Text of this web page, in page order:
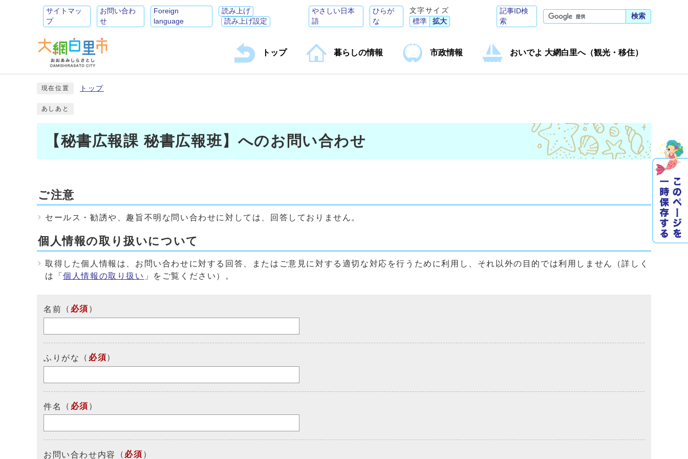
サイトマッ
プ
お問い合わ
せ
Foreign
language
読み上げ
読み上げ設定
やさしい日本
語
ひらが
な
文字サイズ
標準
拡大
記事ID検
索
検索
トップ 暮らしの情報 市政情報 おいでよ 大網白里へ（観光・移住）
現在位置 トップ
あしあと
【秘書広報課 秘書広報班】へのお問い合わせ
ご注意
セールス・勧誘や、趣旨不明な問い合わせに対しては、回答しておりません。
個人情報の取り扱いについて
取得した個人情報は、お問い合わせに対する回答、またはご意見に対する適切な対応を行うために利用し、それ以外の目的では利用しません（詳しく
は「個人情報の取り扱い 」をご覧ください）。
名前 （ 必須 ）
ふりがな （ 必須）
件名 （ 必須 ）
お問い合わせ内容 （ 必須 ）